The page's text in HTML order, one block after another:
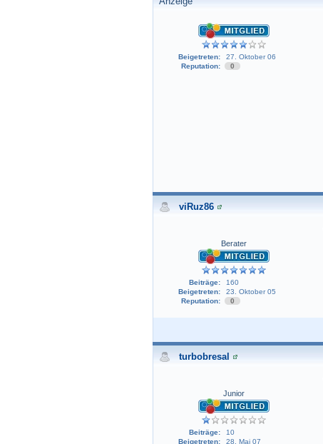
Beigetreten:
27. Oktober 06
Reputation:
0
viRuz86
Berater
Beiträge:
160
Beigetreten:
23. Oktober 05
Reputation:
0
turbobresal
Junior
Beiträge:
10
Beigetreten:
28. Mai 07